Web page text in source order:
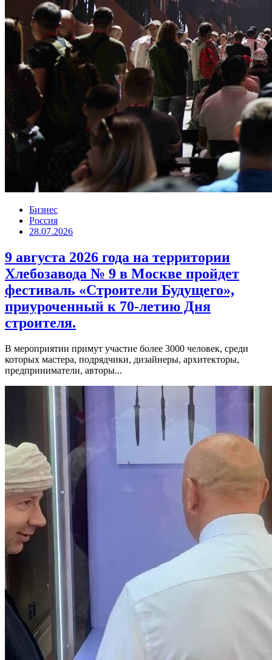
Бизнес
Россия
28.07.2026
9 августа 2026 года на территории
Хлебозавода № 9 в Москве пройдет
фестиваль «Строители Будущего»,
приуроченный к 70-летию Дня
строителя.
В мероприятии примут участие более 3000 человек, среди
которых мастера, подрядчики, дизайнеры, архитекторы,
предприниматели, авторы...